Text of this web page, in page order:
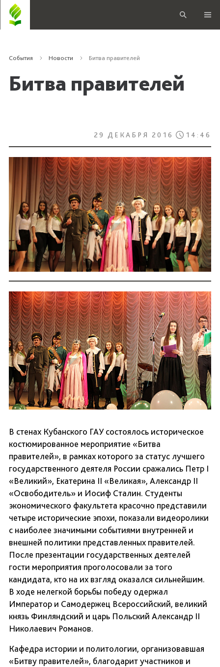
События Новости Битва правителей
Битва правителей
29 ДЕКАБРЯ 2016 14:46
В стенах Кубанского ГАУ состоялось историческое
костюмированное мероприятие «Битва
правителей», в рамках которого за статус лучшего
государственного деятеля России сражались Петр I
«Великий», Екатерина II «Великая», Александр II
«Освободитель» и Иосиф Сталин. Студенты
экономического факультета красочно представили
четыре исторические эпохи, показали видеоролики
с наиболее значимыми событиями внутренней и
внешней политики представленных правителей.
После презентации государственных деятелей
гости мероприятия проголосовали за того
кандидата, кто на их взгляд оказался сильнейшим.
В ходе нелегкой борьбы победу одержал
Император и Самодержец Всероссийский, великий
князь Финляндский и царь Польский Александр II
Николаевич Романов.
Кафедра истории и политологии, организовавшая
«Битву правителей», благодарит участников и